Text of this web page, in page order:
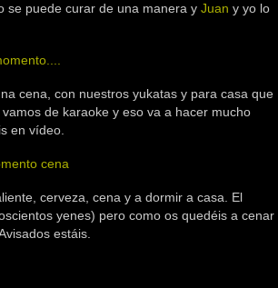
se puede curar de una manera y Juan y yo lo
cena, con nuestros yukatas y para casa que
de karaoke y eso va a hacer mucho
en vídeo.
cerveza, cena y a dormir a casa. El
yenes) pero como os quedéis a cenar
estáis.